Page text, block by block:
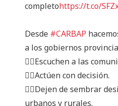
completohttps://t.co/
Desde #CARBAP
a los gobiernos
👉🏻Escuchen a las
👉🏻Actúen con decisión.
👉🏻Dejen de sembrar
urbanos y rurales.